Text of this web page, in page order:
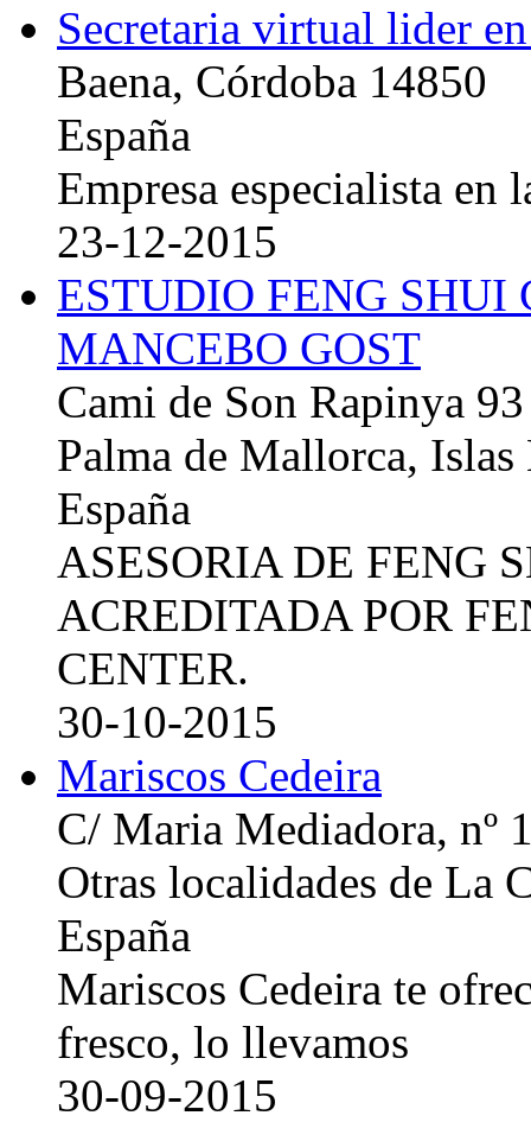
Secretaria virtual lider
Baena, Córdoba 14850
España
Empresa especialista en
23-12-2015
ESTUDIO FENG
MANCEBO GOST
Cami de Son Rapinya 93
Palma de Mallorca, Islas
España
ASESORIA DE FENG
ACREDITADA POR
CENTER.
30-10-2015
Mariscos Cedeira
C/ Maria Mediadora, nº
Otras localidades de La
España
Mariscos Cedeira te
fresco, lo llevamos
30-09-2015